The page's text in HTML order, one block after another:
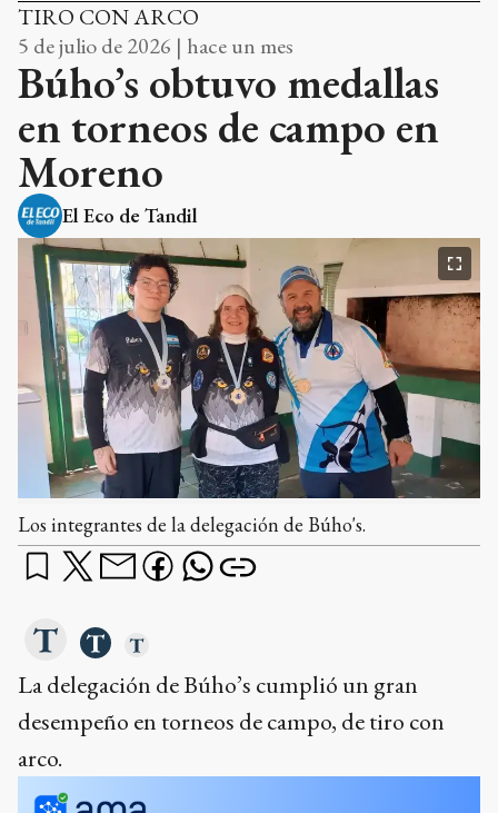
TIRO CON ARCO
5 de julio de 2026 | hace un mes
Búho’s obtuvo medallas
en torneos de campo en
Moreno
El Eco de Tandil
Los integrantes de la delegación de Búho's.
La delegación de Búho’s cumplió un gran
desempeño en torneos de campo, de tiro con
arco.